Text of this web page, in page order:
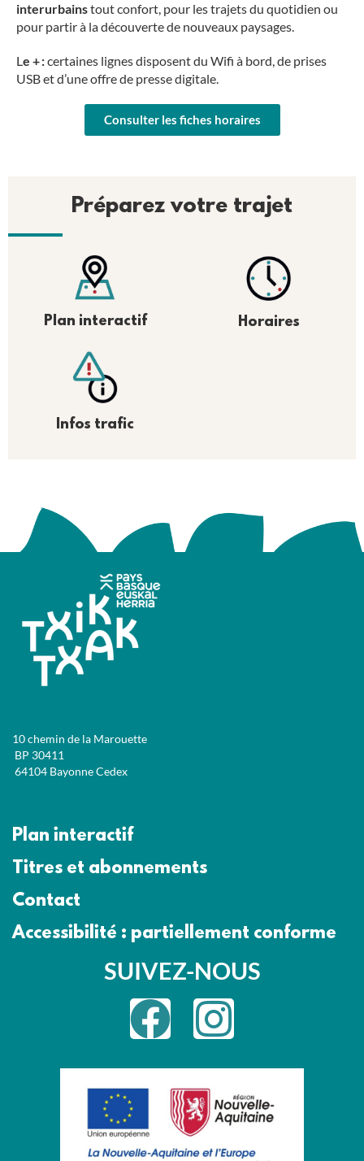
interurbainstout confort, pour les trajets du quotidien ou
pour partir à la découverte de nouveaux paysages.
Le + :certaines lignes disposent du Wifi à bord, de prises
USB et d’une offre de presse digitale.
Consulter les fiches horaires
Préparez votre trajet
Plan interactif Horaires
Infos trafic
10 chemin de la Marouette
BP 30411
64104 Bayonne Cedex
Plan interactif
Titres et abonnements
Contact
Accessibilité : partiellement conforme
SUIVEZ-NOUS